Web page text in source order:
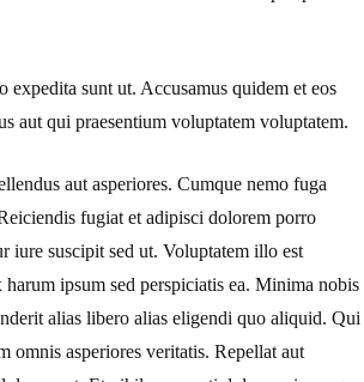
sunt ut. Accusamus quidem et eos
aut qui praesentium voluptatem voluptatem.
aut asperiores. Cumque nemo fuga
fugiat et adipisci dolorem porro
iure suscipit sed ut. Voluptatem illo est
ipsum sed perspiciatis ea. Minima nobis
alias libero alias eligendi quo aliquid. Qui
omnis asperiores veritatis. Repellat aut